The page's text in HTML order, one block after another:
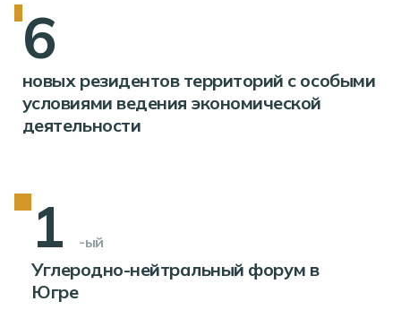
6
новых резидентов территорий с особыми
условиями ведения экономической
деятельности
1 -ый
Углеродно-нейтральный форум в
Югре